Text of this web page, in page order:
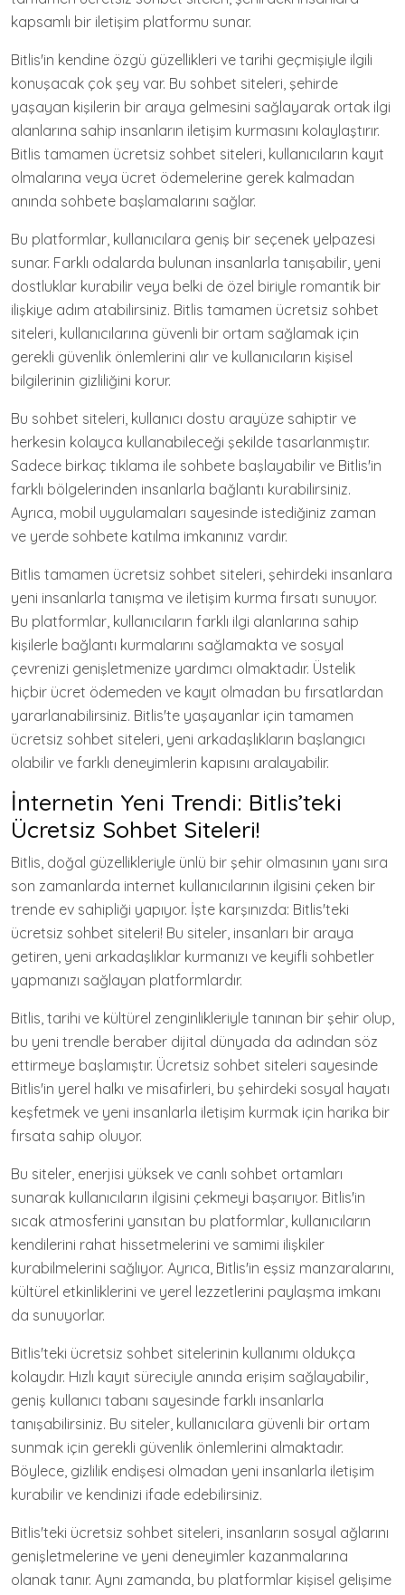
kapsamlı bir iletişim platformu sunar.
Bitlis'in kendine özgü güzellikleri ve tarihi geçmişiyle ilgili
konuşacak çok şey var. Bu sohbet siteleri, şehirde
yaşayan kişilerin bir araya gelmesini sağlayarak ortak ilgi
alanlarına sahip insanların iletişim kurmasını kolaylaştırır.
Bitlis tamamen ücretsiz sohbet siteleri, kullanıcıların kayıt
olmalarına veya ücret ödemelerine gerek kalmadan
anında sohbete başlamalarını sağlar.
Bu platformlar, kullanıcılara geniş bir seçenek yelpazesi
sunar. Farklı odalarda bulunan insanlarla tanışabilir, yeni
dostluklar kurabilir veya belki de özel biriyle romantik bir
ilişkiye adım atabilirsiniz. Bitlis tamamen ücretsiz sohbet
siteleri, kullanıcılarına güvenli bir ortam sağlamak için
gerekli güvenlik önlemlerini alır ve kullanıcıların kişisel
bilgilerinin gizliliğini korur.
Bu sohbet siteleri, kullanıcı dostu arayüze sahiptir ve
herkesin kolayca kullanabileceği şekilde tasarlanmıştır.
Sadece birkaç tıklama ile sohbete başlayabilir ve Bitlis'in
farklı bölgelerinden insanlarla bağlantı kurabilirsiniz.
Ayrıca, mobil uygulamaları sayesinde istediğiniz zaman
ve yerde sohbete katılma imkanınız vardır.
Bitlis tamamen ücretsiz sohbet siteleri, şehirdeki insanlara
yeni insanlarla tanışma ve iletişim kurma fırsatı sunuyor.
Bu platformlar, kullanıcıların farklı ilgi alanlarına sahip
kişilerle bağlantı kurmalarını sağlamakta ve sosyal
çevrenizi genişletmenize yardımcı olmaktadır. Üstelik
hiçbir ücret ödemeden ve kayıt olmadan bu fırsatlardan
yararlanabilirsiniz. Bitlis'te yaşayanlar için tamamen
ücretsiz sohbet siteleri, yeni arkadaşlıkların başlangıcı
olabilir ve farklı deneyimlerin kapısını aralayabilir.
İnternetin Yeni Trendi: Bitlis’teki
Ücretsiz Sohbet Siteleri!
Bitlis, doğal güzellikleriyle ünlü bir şehir olmasının yanı sıra
son zamanlarda internet kullanıcılarının ilgisini çeken bir
trende ev sahipliği yapıyor. İşte karşınızda: Bitlis'teki
ücretsiz sohbet siteleri! Bu siteler, insanları bir araya
getiren, yeni arkadaşlıklar kurmanızı ve keyifli sohbetler
yapmanızı sağlayan platformlardır.
Bitlis, tarihi ve kültürel zenginlikleriyle tanınan bir şehir olup,
bu yeni trendle beraber dijital dünyada da adından söz
ettirmeye başlamıştır. Ücretsiz sohbet siteleri sayesinde
Bitlis'in yerel halkı ve misafirleri, bu şehirdeki sosyal hayatı
keşfetmek ve yeni insanlarla iletişim kurmak için harika bir
fırsata sahip oluyor.
Bu siteler, enerjisi yüksek ve canlı sohbet ortamları
sunarak kullanıcıların ilgisini çekmeyi başarıyor. Bitlis'in
sıcak atmosferini yansıtan bu platformlar, kullanıcıların
kendilerini rahat hissetmelerini ve samimi ilişkiler
kurabilmelerini sağlıyor. Ayrıca, Bitlis'in eşsiz manzaralarını,
kültürel etkinliklerini ve yerel lezzetlerini paylaşma imkanı
da sunuyorlar.
Bitlis'teki ücretsiz sohbet sitelerinin kullanımı oldukça
kolaydır. Hızlı kayıt süreciyle anında erişim sağlayabilir,
geniş kullanıcı tabanı sayesinde farklı insanlarla
tanışabilirsiniz. Bu siteler, kullanıcılara güvenli bir ortam
sunmak için gerekli güvenlik önlemlerini almaktadır.
Böylece, gizlilik endişesi olmadan yeni insanlarla iletişim
kurabilir ve kendinizi ifade edebilirsiniz.
Bitlis'teki ücretsiz sohbet siteleri, insanların sosyal ağlarını
genişletmelerine ve yeni deneyimler kazanmalarına
olanak tanır. Aynı zamanda, bu platformlar kişisel gelişime